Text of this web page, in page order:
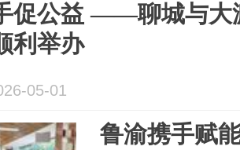
促公益 ——聊城与大
利举办
05-01
鲁渝携手赋